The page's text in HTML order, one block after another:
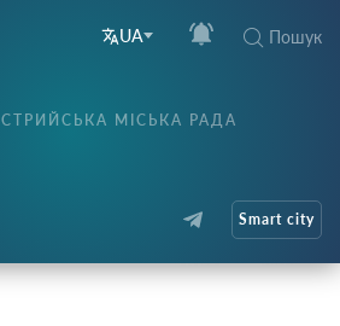
UA Пошук
СТРИЙСЬКА МІСЬКА РАДА
Smart city